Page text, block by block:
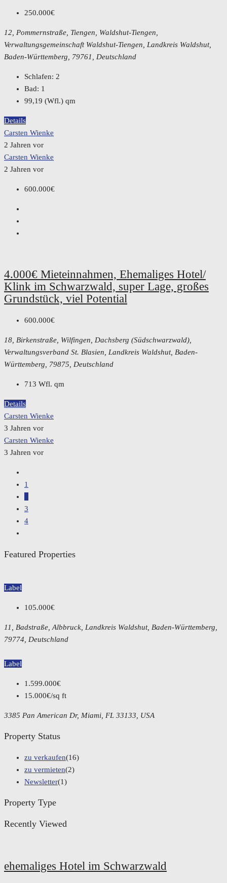
250.000€
12, Pommernstraße, Tiengen, Waldshut-Tiengen,
Verwaltungsgemeinschaft Waldshut-Tiengen, Landkreis Waldshut,
Baden-Württemberg, 79761, Deutschland
Schlafen: 2
Bad: 1
99,19 (Wfl.) qm
Details
Carsten Wienke
2 Jahren vor
Carsten Wienke
2 Jahren vor
600.000€
4.000€ Mieteinnahmen, Ehemaliges Hotel/
Klink im Schwarzwald, super Lage, großes
Grundstück, viel Potential
600.000€
18, Birkenstraße, Wilfingen, Dachsberg (Südschwarzwald),
Verwaltungsverband St. Blasien, Landkreis Waldshut, Baden-
Württemberg, 79875, Deutschland
713 Wfl. qm
Details
Carsten Wienke
3 Jahren vor
Carsten Wienke
3 Jahren vor
1
3
4
Featured Properties
Label
105.000€
11, Badstraße, Albbruck, Landkreis Waldshut, Baden-Württemberg,
79774, Deutschland
Label
1.599.000€
15.000€/sq ft
3385 Pan American Dr, Miami, FL 33133, USA
Property Status
zu verkaufen(16)
zu vermieten(2)
Newsletter(1)
Property Type
Recently Viewed
ehemaliges Hotel im Schwarzwald